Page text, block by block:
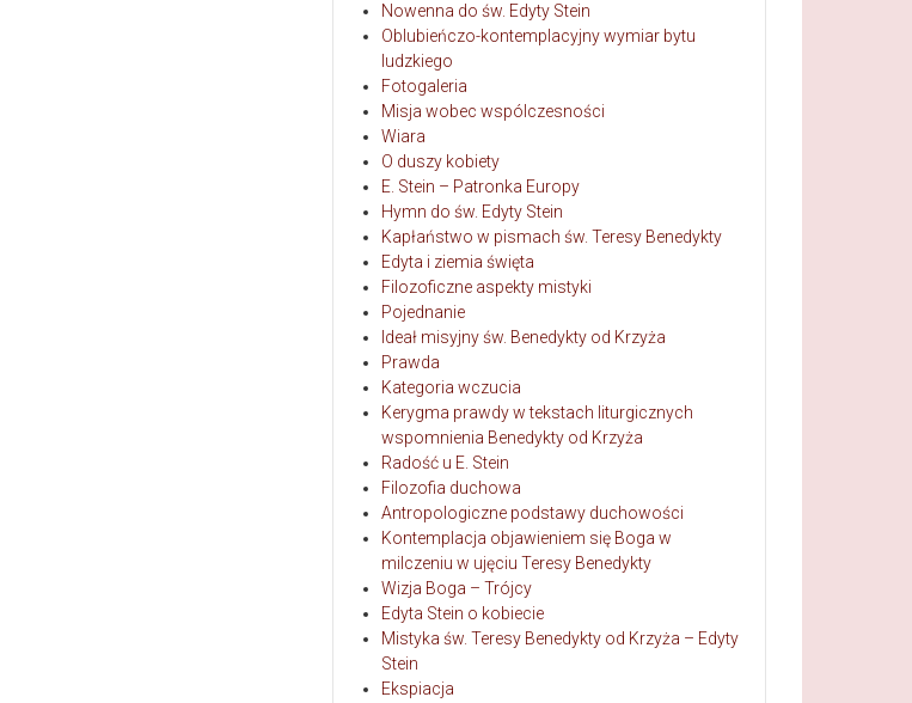
Nowenna do św. Edyty Stein
Oblubieńczo-kontemplacyjny wymiar bytu
ludzkiego
Fotogaleria
Misja wobec wspólczesności
Wiara
O duszy kobiety
E. Stein – Patronka Europy
Hymn do św. Edyty Stein
Kapłaństwo w pismach św. Teresy Benedykty
Edyta i ziemia święta
Filozoficzne aspekty mistyki
Pojednanie
Ideał misyjny św. Benedykty od Krzyża
Prawda
Kategoria wczucia
Kerygma prawdy w tekstach liturgicznych
wspomnienia Benedykty od Krzyża
Radość u E. Stein
Filozofia duchowa
Antropologiczne podstawy duchowości
Kontemplacja objawieniem się Boga w
milczeniu w ujęciu Teresy Benedykty
Wizja Boga – Trójcy
Edyta Stein o kobiecie
Mistyka św. Teresy Benedykty od Krzyża – Edyty
Stein
Ekspiacja